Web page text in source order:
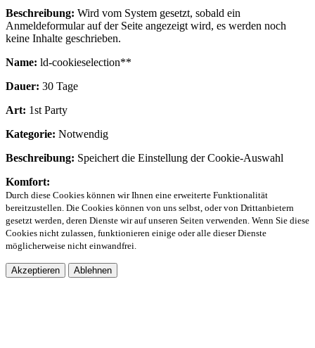
Beschreibung: Wird vom System gesetzt, sobald ein
Anmeldeformular auf der Seite angezeigt wird, es werden noch
keine Inhalte geschrieben.
Name: ld-cookieselection**
Dauer: 30 Tage
Art: 1st Party
Kategorie: Notwendig
Beschreibung: Speichert die Einstellung der Cookie-Auswahl
Komfort:
Durch diese Cookies können wir Ihnen eine erweiterte Funktionalität
bereitzustellen. Die Cookies können von uns selbst, oder von Drittanbietern
gesetzt werden, deren Dienste wir auf unseren Seiten verwenden. Wenn Sie diese
Cookies nicht zulassen, funktionieren einige oder alle dieser Dienste
möglicherweise nicht einwandfrei.
Akzeptieren Ablehnen